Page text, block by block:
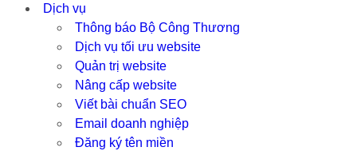
Dịch vụ
Thông báo Bộ Công Thương
Dịch vụ tối ưu website
Quản trị website
Nâng cấp website
Viết bài chuẩn SEO
Email doanh nghiệp
Đăng ký tên miền